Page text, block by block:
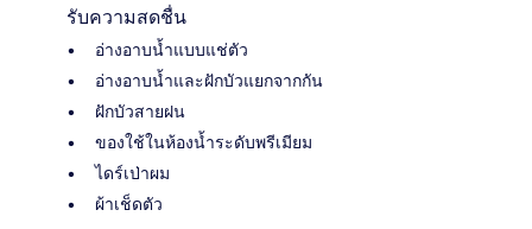
รับความสดชื่น
อ่างอาบน้ำแบบแช่ตัว
อ่างอาบน้ำและฝักบัวแยกจากกัน
ฝักบัวสายฝน
ของใช้ในห้องน้ำระดับพรีเมียม
ไดร์เป่าผม
ผ้าเช็ดตัว